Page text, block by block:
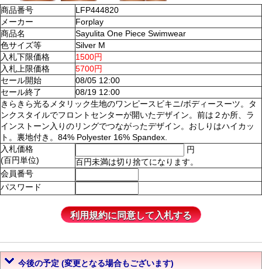
商品番号
LFP444820
メーカー
Forplay
商品名
Sayulita One Piece Swimwear
色サイズ等
Silver M
入札下限価格
1500円
入札上限価格
5700円
セール開始
08/05 12:00
セール終了
08/19 12:00
きらきら光るメタリック生地のワンピースビキニ/ボディースーツ。タ
ンクスタイルでフロントセンターが開いたデザイン。前は２か所、ラ
インストーン入りのリングでつながったデザイン。おしりはハイカッ
ト。裏地付き。84% Polyester 16% Spandex.
入札価格
(百円単位)
円
百円未満は切り捨てになります。
会員番号
パスワード
今後の予定 (変更となる場合もございます)